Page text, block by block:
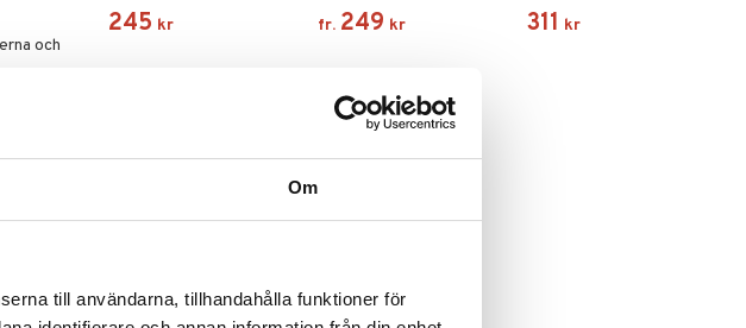
Om
till användarna, tillhandahålla funktioner för
och
245 kr fr. 249 kr 311 kr
Lectinect Glucorol PRO